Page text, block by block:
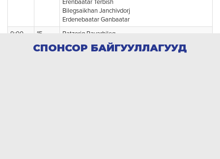
СПОНСОР БАЙГУУЛЛАГУУД